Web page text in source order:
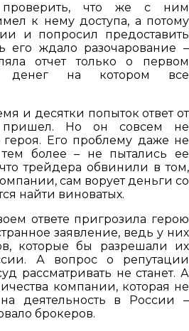
что же с ним
к нему доступа, а потому
и попросил предоставить
его ждало разочарование –
отчет только о первом
денег на котором все
и десятки попыток ответ от
пришел. Но он совсем не
Его проблему даже не
тем более – не пытались ее
трейдера обвинили в том,
сам ворует деньги со
найти виноватых.
ответе пригрозила герою
заявление, ведь у них
которые бы разрешали их
А вопрос о репутации
рассматривать не станет. А
компании, которая не
деятельность в России –
брокеров.